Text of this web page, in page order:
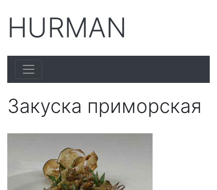
HURMAN
Закуска приморская